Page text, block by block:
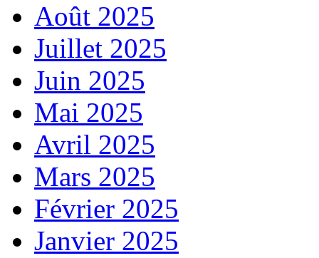
Août 2025
Juillet 2025
Juin 2025
Mai 2025
Avril 2025
Mars 2025
Février 2025
Janvier 2025